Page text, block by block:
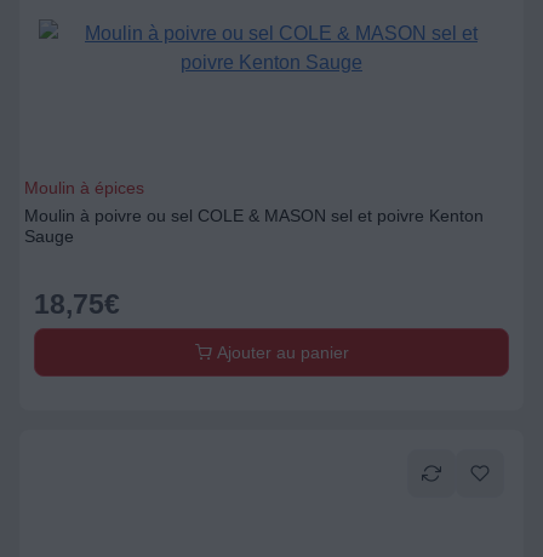
Moulin à épices
Moulin à poivre ou sel COLE & MASON sel et poivre Kenton
Sauge
18,75€
Ajouter au panier